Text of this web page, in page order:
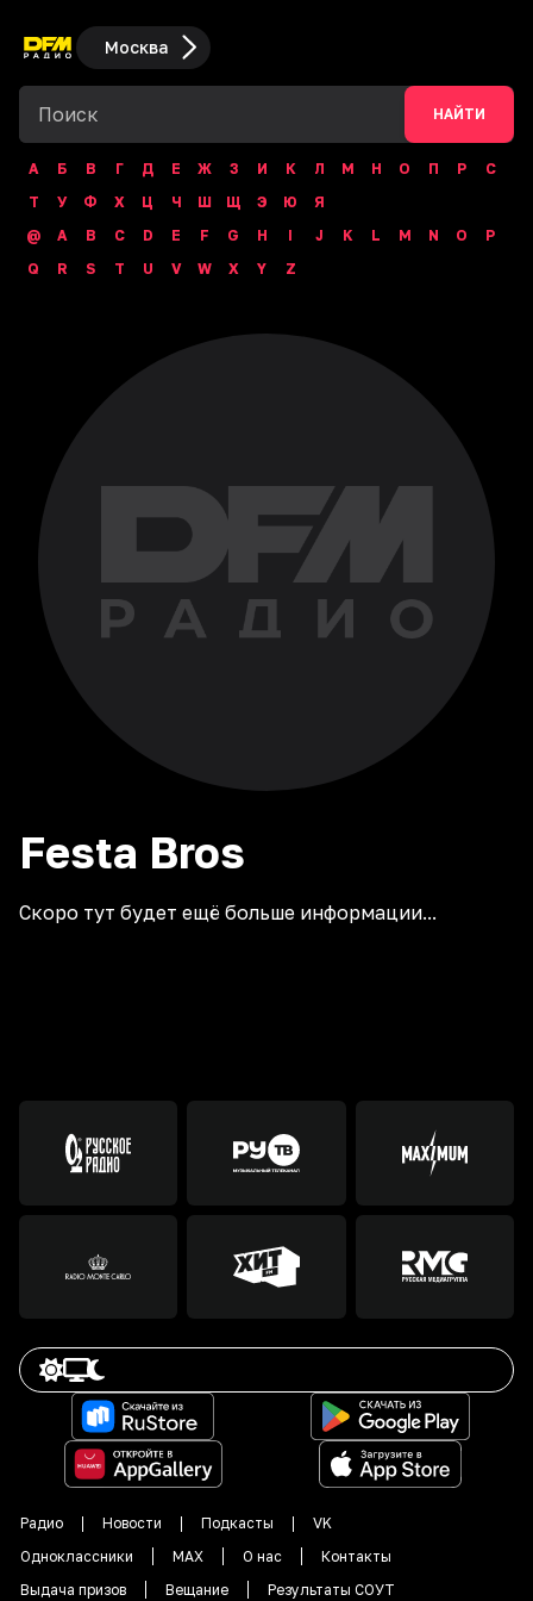
Москва
НАЙТИ
А Б В Г Д Е Ж З И К Л М Н О П Р
С
Т
У Ф Х Ц Ч Ш Щ Э Ю
Я
@
A B C D E F G H I J K L M N O
P
Q
R S T U V W X Y Z
Festa Bros
Скоро тут будет ещё больше информации...
Радио Новости Подкасты
VK
Одноклассники
MAX О нас
Контакты
Выдача призов
Вещание Результаты СОУТ